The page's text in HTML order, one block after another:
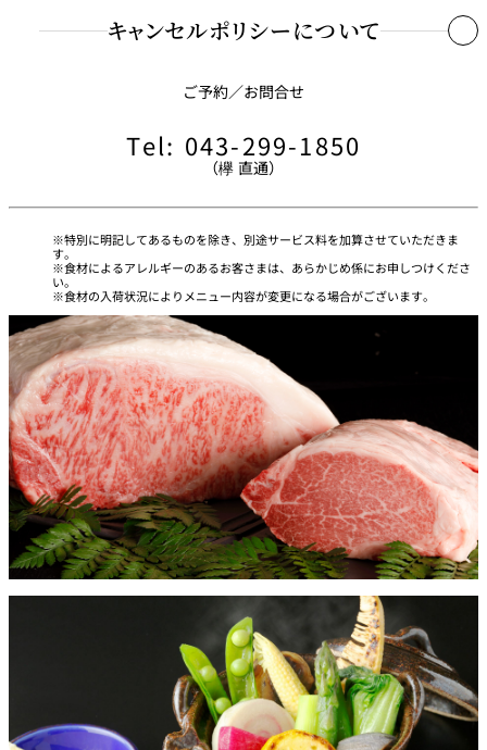
ニューオータニクラブ会員優待・特典
サービス料50％割引（大竹孝行のガラディナーは除く）
大竹孝行のガラディナー：1名さま ￥50,000（通常
ニューオータニレディース 会員優待・特典
ピノル（NOLポイント）加算
大竹孝行のガラディナー：1名さま ￥50,000（通常
￥55,000）
ご予約時に会員番号をお知らせください。
ポイントの付与につきましては、お会計時に会員カードをご提示ください。
ご提示がない場合は適用いたしかねますのでご注意ください。
ポイントはご利用後、1週間以内に加算いたします。
他の特典との併用はいたしかねます。あらかじめご了承ください。
キャンセルポリシーについて
料につきましては下記の期間・料率に基づき取消料を申し受けま
イベント開催日の3日前 100%
台風、地震、公共交通機関の大規模運休など、当店がやむを得ない
と判断した場合にはキャンセル料を免除いたします。
ご予約／お問合せ
Tel: 043-299-1850
（欅 直通）
特別に明記してあるものを除き、別途サービス料を加算させていただきま
す。
食材によるアレルギーのあるお客さまは、あらかじめ係にお申しつけくださ
い。
食材の入荷状況によりメニュー内容が変更になる場合がございます。